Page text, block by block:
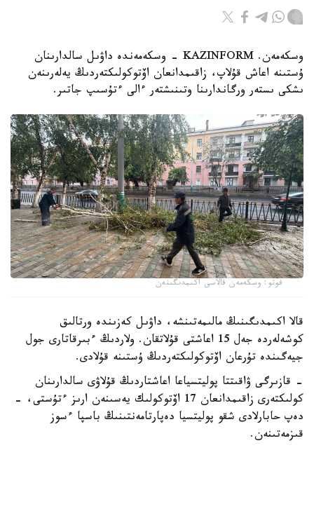
وسكەمەن. KAZINFORM - وسكەمەندە داۋىل سالدارىنان
ۇستىنە اعاش قۇلاپ، زاقىمدانعان اۆتوكولىكتەردىڭ يەلەرىنەن
ىشكى ىستەر ورگاندارىنا وتىنىشتەر ءالى ءتۇسىپ جاتىر.
فوتو: وسكەمەن قالاسى اكىمدىگىنەن
قالا اكىمدىگىنىڭ مالىمەتىنشە، داۋىل كەزىندە ورتالىق
كوشەلەردە جەل 15 اعاشتى قۇلاتقان. ولاردىڭ ءبىرقاتارى جول
جيەگىندە تۇرعان اۆتوكولىكتەردىڭ ۇستىنە قۇلادى.
- قازىرگى ۋاقىتتا پوليتسياعا اعاشتاردىڭ قۇلاۋى سالدارىنان
كولىكتەرى زاقىمدانعان 17 اۆتوكولىك يەسىنەن ارىز ءتۇستى، -
دەپ حابارلادى شقو پوليتسيا دەپارتامەنتىنىڭ باسپا ءسوز
قىزمەتىنەن.